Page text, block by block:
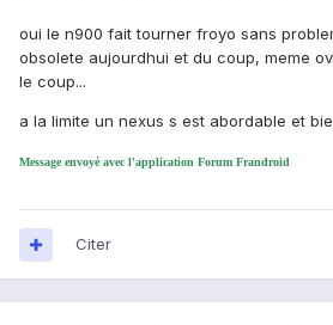
oui le n900 fait tourner froyo sans
obsolete aujourdhui et du coup, meme
le coup...
a la limite un nexus s est abordable et
Message envoyé avec l'application Forum Frandroid
Citer